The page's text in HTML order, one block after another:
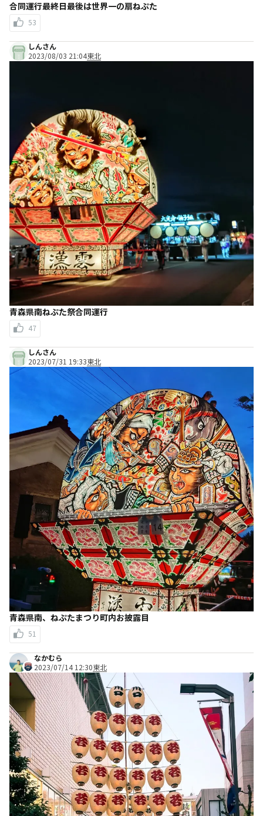
合同運行最終日最後は世界一の扇ねぷた
53
しんさん
2023/08/03 21:04東北
青森県南ねぷた祭合同運行
47
しんさん
2023/07/31 19:33東北
青森県南、ねぷたまつり町内お披露目
51
なかむら
2023/07/14 12:30東北